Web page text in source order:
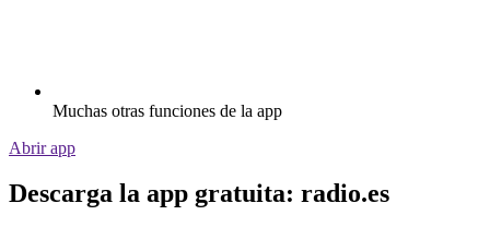
Muchas otras funciones de la app
Abrir app
Descarga la app gratuita: radio.es